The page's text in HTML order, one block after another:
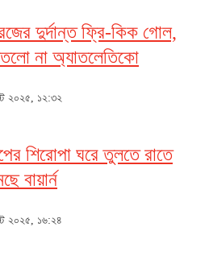
দুর্দান্ত ফ্রি-কিক গোল,
না অ্যাতলেতিকো
২০২৫, ১২:৩২
শিরোপা ঘরে তুলতে রাতে
বায়ার্ন
২০২৫, ১৬:২৪